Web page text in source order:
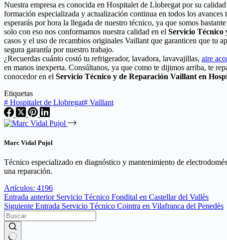
Nuestra empresa es conocida en Hospitalet de Llobregat por su
formación especializada y actualización continua en todos los
esperarás por hora la llegada de nuestro técnico, ya que somos
solo con eso nos conformamos nuestra calidad en el Servicio Técnico
casos y el uso de recambios originales Vaillant que garanticen que tu
segura garantía por nuestro trabajo.
¿Recuerdas cuánto costó tu refrigerador, lavadora, lavavajillas, aire
en manos inexperta. Consúltanos, ya que como te dijimos arriba, te
conocedor en el Servicio Técnico y de Reparación Vaillant en
Etiquetas
# Hospitalet de Llobregat# Vaillant
Marc Vidal Pujol
Técnico especializado en diagnóstico y mantenimiento de
una reparación.
Artículos: 4196
Entrada anterior Servicio Técnico Fondital en Castellar del Vallès
Siguiente Entrada Servicio Técnico Cointra en Vilafranca del Penedès